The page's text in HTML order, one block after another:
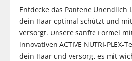
Entdecke das Pantene Unendlich
dein Haar optimal schützt und
versorgt. Unsere sanfte Formel
innovativen ACTIVE NUTRI-PLEX-
dein Haar und versorgt es mit